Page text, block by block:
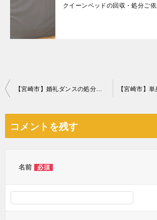
クイーンベッドの回収・処分ご
投
ビ
【宮崎市】婚礼ダンスの処分のご依頼☆片付けづらい大きなタンスが無事に回収できご満足いただけました！
コメントを残す
名前 必須